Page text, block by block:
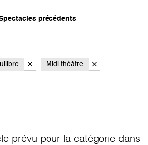
précédents
Midi théâtre
prévu pour la catégorie dans